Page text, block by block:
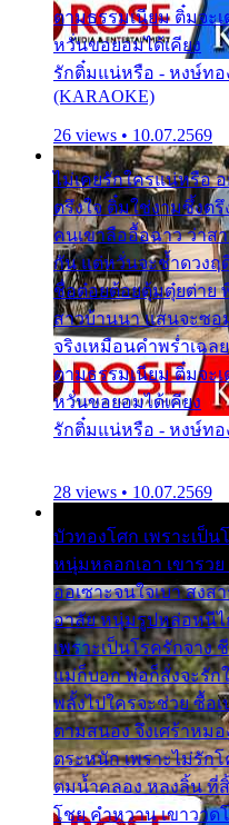
ตามธรรมเนียม ติ๋มจะ
หวั่นขอยอมได้เคียง
รักติ๋มแน่หรือ - หงษ์ทอ
(KARAOKE)
26 views • 10.07.2569
ไม่เคยรักใครแน่หรือ
ตรึงใจ ติ๋มใช่งามซึ้งต
คนเขาลืออื้อฉาว ว่าส
กัน แต่หวั่นจะช้ำดวง
ชื่อต๋อยต้อยตุ้มตุ๋ยต่าย
สาวบ้านนา แสนจะซ
จริงเหมือนคำพร่ำเฉ
ตามธรรมเนียม ติ๋มจะ
หวั่นขอยอมได้เคียง
รักติ๋มแน่หรือ - หงษ์ทอ
28 views • 10.07.2569
บัวทองโศก เพราะเป็
หนุ่มหลอกเอา เขารว
ออเซาะจนใจเบา สงส
อาลัย หนุ่มรูปหล่อหนีไ
เพราะเป็นโรครักจาง
แม่ก็บอก พ่อก็สั่งจะรัก
พลั้งไปใครจะช่วย ซื้อ
ตามสนอง จึงเศร้าหม
ตระหนัก เพราะไม่รัก
ตมน้ำคลอง หลงลิ้น ที่
โชย คำหวาน เขาวาด